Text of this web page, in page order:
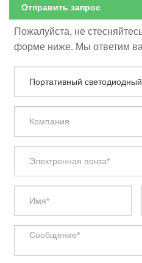
Отправить запрос
Пожалуйста, не
форме ниже. Мы ответим